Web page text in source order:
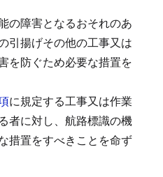
の障害となるおそれのあ
引揚げその他の工事又は
を防ぐため必要な措置を
に規定する工事又は作業
者に対し、航路標識の機
措置をすべきことを命ず